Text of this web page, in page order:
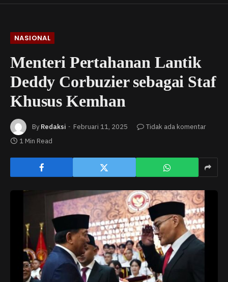
NASIONAL
Menteri Pertahanan Lantik
Deddy Corbuzier sebagai Staf
Khusus Kemhan
By Redaksi Februari 11, 2025
Tidak ada komentar
1 Min Read